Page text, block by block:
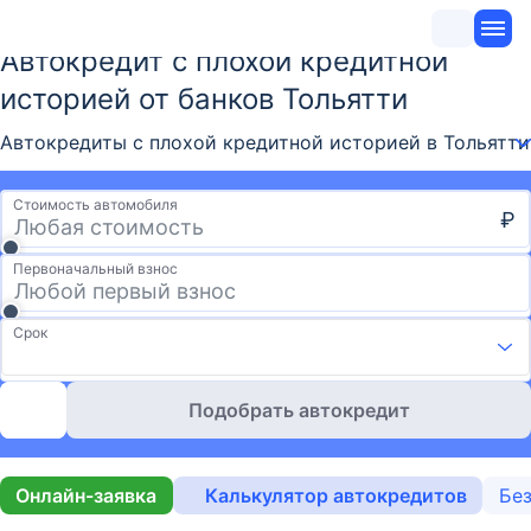
Автокредит с плохой кредитной
историей от банков Тольятти
Автокредиты с плохой кредитной историей в
Стоимость автомобиля
₽
Первоначальный взнос
Срок
Подобрать автокредит
Онлайн-заявка Калькулятор автокредитов